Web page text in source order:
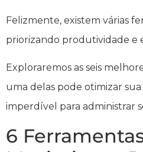
Felizmente, existem várias
priorizando produtividade e
Exploraremos as seis
uma delas pode otimizar
imperdível para administrar
6